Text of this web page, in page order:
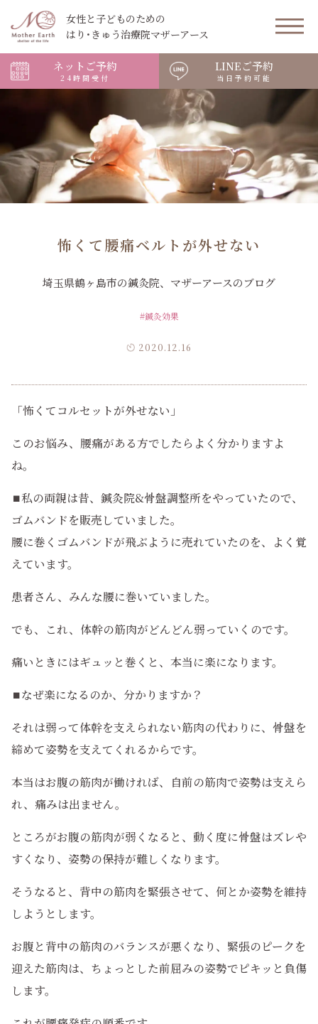
女性と子どものための
はり･きゅう治療院マザーアース
ネットご予約
24時間受付
LINEご予約
当日予約可能
怖くて腰痛ベルトが外せない
埼玉県鶴ヶ島市の鍼灸院、マザーアースのブログ
#鍼灸効果
2020.12.16
「怖くてコルセットが外せない」
このお悩み、腰痛がある方でしたらよく分かりますよ
ね。
⏹️私の両親は昔、鍼灸院&骨盤調整所をやっていたので、
ゴムバンドを販売していました。
腰に巻くゴムバンドが飛ぶように売れていたのを、よく覚
えています。
患者さん、みんな腰に巻いていました。
でも、これ、体幹の筋肉がどんどん弱っていくのです。
痛いときにはギュッと巻くと、本当に楽になります。
⏹️なぜ楽になるのか、分かりますか？
それは弱って体幹を支えられない筋肉の代わりに、骨盤を
締めて姿勢を支えてくれるからです。
本当はお腹の筋肉が働ければ、自前の筋肉で姿勢は支えら
れ、痛みは出ません。
ところがお腹の筋肉が弱くなると、動く度に骨盤はズレや
すくなり、姿勢の保持が難しくなります。
そうなると、背中の筋肉を緊張させて、何とか姿勢を維持
しようとします。
お腹と背中の筋肉のバランスが悪くなり、緊張のピークを
迎えた筋肉は、ちょっとした前屈みの姿勢でピキッと負傷
します。